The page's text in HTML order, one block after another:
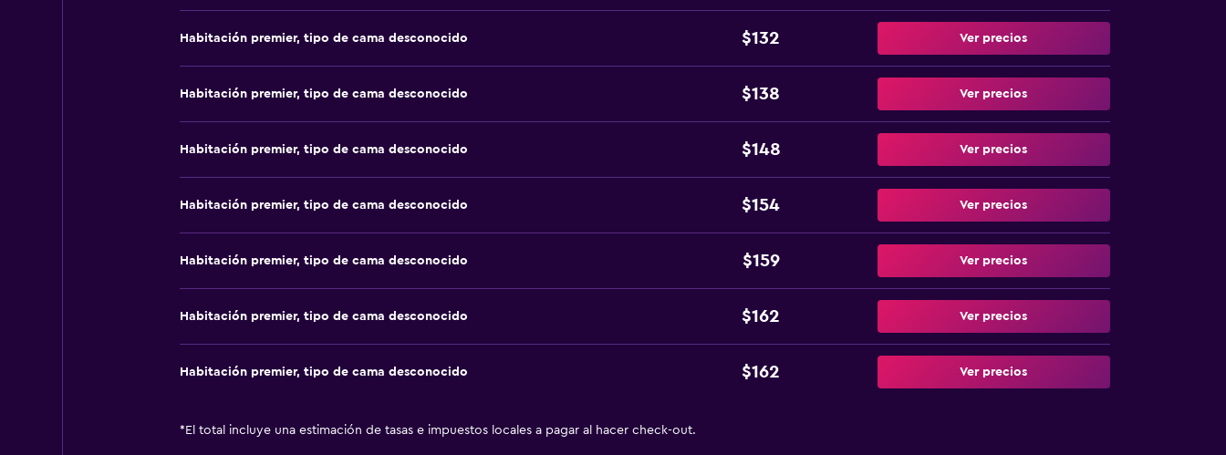
Habitación premier, tipo de cama desconocido $132 Ver precios
Habitación premier, tipo de cama desconocido $138 Ver precios
Habitación premier, tipo de cama desconocido $148 Ver precios
Habitación premier, tipo de cama desconocido $154 Ver precios
Habitación premier, tipo de cama desconocido $159 Ver precios
Habitación premier, tipo de cama desconocido $162 Ver precios
Habitación premier, tipo de cama desconocido $162 Ver precios
* El total incluye una estimación de tasas e impuestos locales a pagar al hacer check-out.